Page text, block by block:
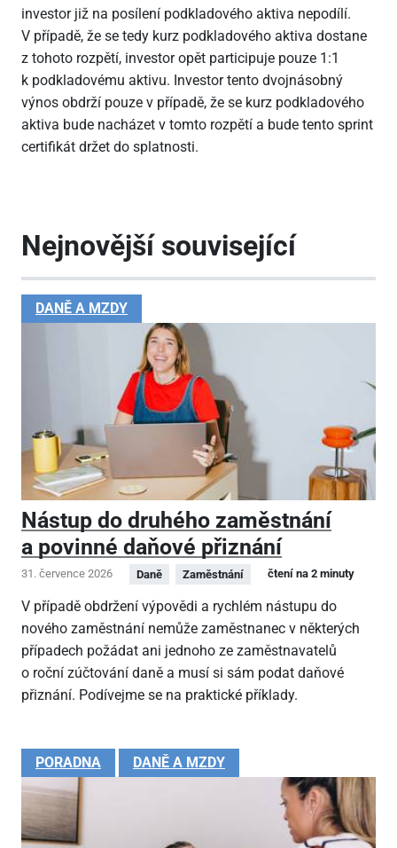
investor již na posílení podkladového aktiva nepodílí.
V případě, že se tedy kurz podkladového aktiva dostane
z tohoto rozpětí, investor opět participuje pouze 1:1
k podkladovému aktivu. Investor tento dvojnásobný
výnos obdrží pouze v případě, že se kurz podkladového
aktiva bude nacházet v tomto rozpětí a bude tento sprint
certifikát držet do splatnosti.
Nejnovější související
DANĚ A MZDY
Nástup do druhého zaměstnání
a povinné daňové přiznání
31. července 2026 Daně Zaměstnání čtení na 2 minuty
V případě obdržení výpovědi a rychlém nástupu do
nového zaměstnání nemůže zaměstnanec v některých
případech požádat ani jednoho ze zaměstnavatelů
o roční zúčtování daně a musí si sám podat daňové
přiznání. Podívejme se na praktické příklady.
PORADNA DANĚ A MZDY